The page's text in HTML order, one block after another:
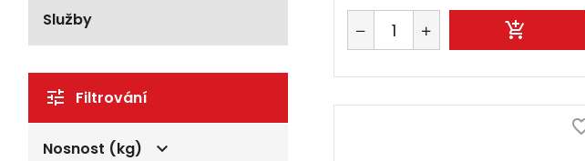
Služby
Filtrování
Nosnost (kg)